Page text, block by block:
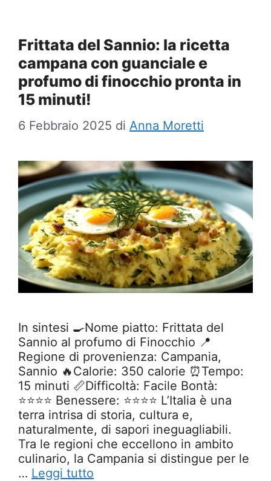
Frittata del Sannio: la ricetta
campana con guanciale e
profumo di finocchio pronta in
15 minuti!
6 Febbraio 2025 di Anna Moretti
In sintesi 🍳Nome piatto: Frittata del
Sannio al profumo di Finocchio 📍
Regione di provenienza: Campania,
Sannio 🔥Calorie: 350 calorie ⏰Tempo:
15 minuti 📏Difficoltà: Facile Bontà:
⭐⭐⭐⭐ Benessere: ⭐⭐⭐⭐ L’Italia è una
terra intrisa di storia, cultura e,
naturalmente, di sapori ineguagliabili.
Tra le regioni che eccellono in ambito
culinario, la Campania si distingue per le
… Leggi tutto